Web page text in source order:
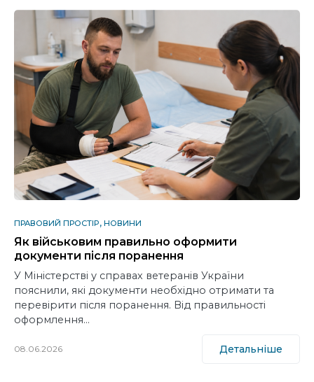
ПРАВОВИЙ ПРОСТІР НОВИНИ
Як військовим правильно оформити
документи після поранення
У Міністерстві у справах ветеранів України
пояснили, які документи необхідно отримати та
перевірити після поранення. Від правильності
оформлення…
08.06.2026 Детальніше